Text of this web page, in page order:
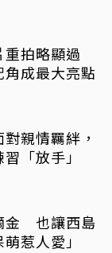
重拍略顯過
成最大亮點
親情羈絆，
「放手」
金 也讓西島
惹人愛」